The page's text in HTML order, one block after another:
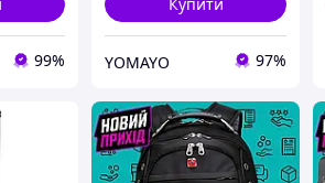
99% YOMAYO 97%